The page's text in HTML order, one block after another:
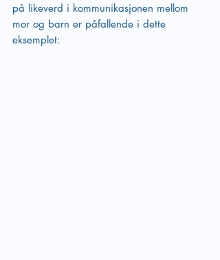
på likeverd i kommunikasjonen mellom
mor og barn er påfallende i dette
eksemplet: